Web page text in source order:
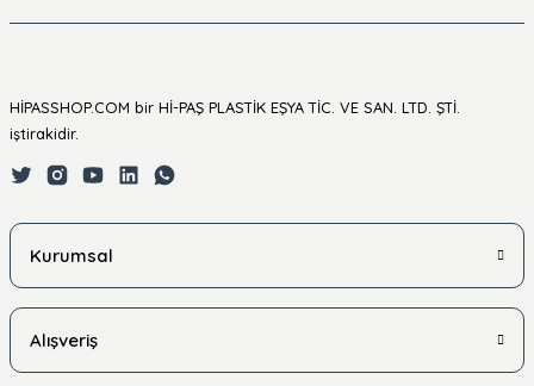
HİPASSHOP.COM bir Hİ-PAŞ PLASTİK EŞYA TİC. VE SAN. LTD. ŞTİ.
iştirakidir.
Kurumsal
Alışveriş